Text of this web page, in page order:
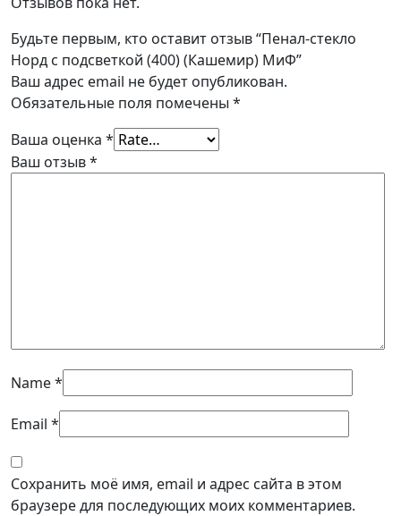
Будьте первым, кто оставит отзыв “Пенал-стекло
Норд с подсветкой (400) (Кашемир) МиФ”
Ваш адрес email не будет опубликован.
Обязательные поля помечены *
Ваша оценка *
Ваш отзыв*
Name*
Email *
Сохранить моё имя, email и адрес сайта в этом
браузере для последующих моих комментариев.